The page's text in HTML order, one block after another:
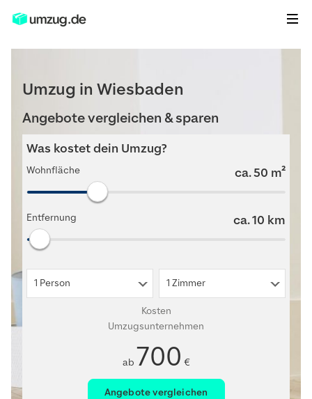
Umzug in Wiesbaden
Angebote vergleichen & sparen
Was kostet dein Umzug?
Wohnfläche ca.50 m²
Entfernung ca.10 km
1 Person 1 Zimmer
Kosten
Umzugsunternehmen
ab 700 €
Angebote vergleichen